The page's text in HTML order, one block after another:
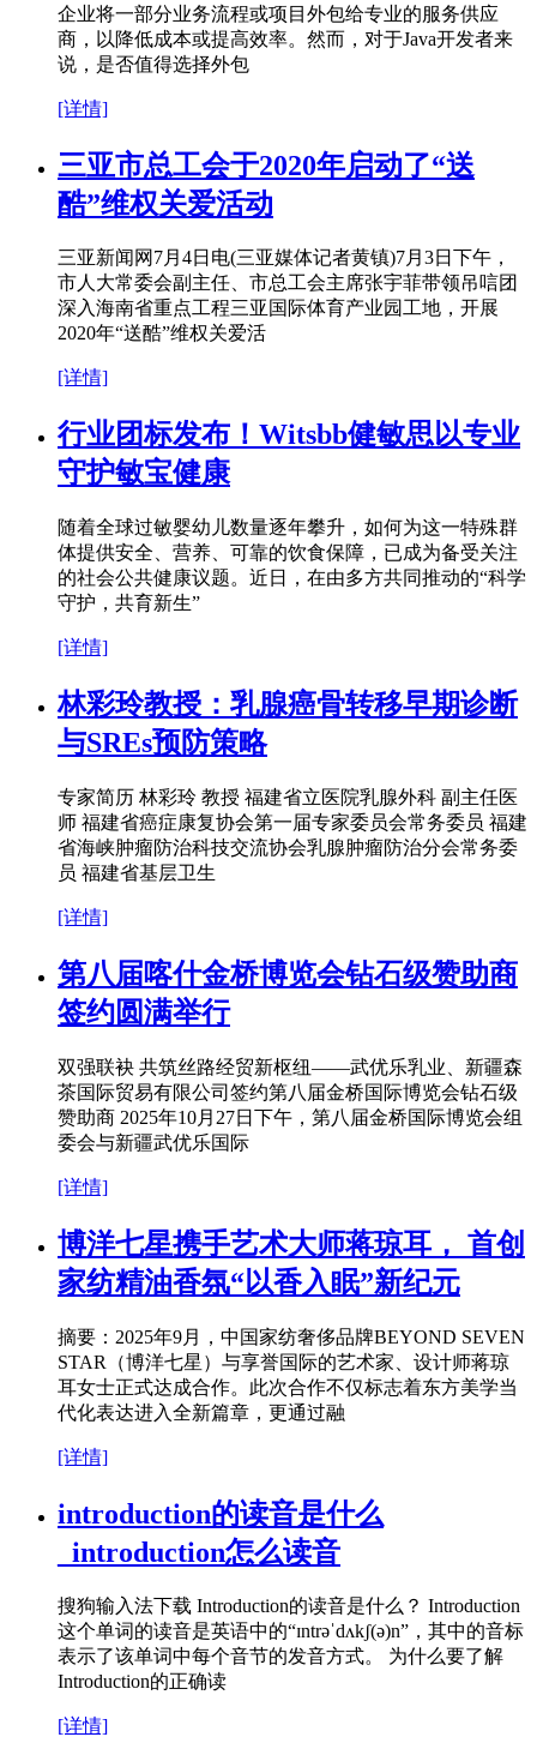
企业将一部分业务流程或项目外包给专业的服务供应
商，以降低成本或提高效率。然而，对于Java开发者来
说，是否值得选择外包
[详情]
三亚市总工会于2020年启动了“送
酷”维权关爱活动
三亚新闻网7月4日电(三亚媒体记者黄镇)7月3日下午，
市人大常委会副主任、市总工会主席张宇菲带领吊唁团
深入海南省重点工程三亚国际体育产业园工地，开展
2020年“送酷”维权关爱活
[详情]
行业团标发布！Witsbb健敏思以专业
守护敏宝健康
随着全球过敏婴幼儿数量逐年攀升，如何为这一特殊群
体提供安全、营养、可靠的饮食保障，已成为备受关注
的社会公共健康议题。近日，在由多方共同推动的“科学
守护，共育新生”
[详情]
林彩玲教授：乳腺癌骨转移早期诊断
与SREs预防策略
专家简历 林彩玲 教授 福建省立医院乳腺外科 副主任医
师 福建省癌症康复协会第一届专家委员会常务委员 福建
省海峡肿瘤防治科技交流协会乳腺肿瘤防治分会常务委
员 福建省基层卫生
[详情]
第八届喀什金桥博览会钻石级赞助商
签约圆满举行
双强联袂 共筑丝路经贸新枢纽——武优乐乳业、新疆森
茶国际贸易有限公司签约第八届金桥国际博览会钻石级
赞助商 2025年10月27日下午，第八届金桥国际博览会组
委会与新疆武优乐国际
[详情]
博洋七星携手艺术大师蒋琼耳， 首创
家纺精油香氛“以香入眠”新纪元
摘要：2025年9月，中国家纺奢侈品牌BEYOND SEVEN
STAR（博洋七星）与享誉国际的艺术家、设计师蒋琼
耳女士正式达成合作。此次合作不仅标志着东方美学当
代化表达进入全新篇章，更通过融
[详情]
introduction的读音是什么
_introduction怎么读音
搜狗输入法下载 Introduction的读音是什么？ Introduction
这个单词的读音是英语中的“ɪntrəˈdʌkʃ(ə)n”，其中的音标
表示了该单词中每个音节的发音方式。 为什么要了解
Introduction的正确读
[详情]